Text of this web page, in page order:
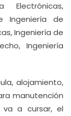
Electrónicas,
Ingeniería de
Ingeniería de
Ingeniería
alojamiento,
manutención
a cursar, el